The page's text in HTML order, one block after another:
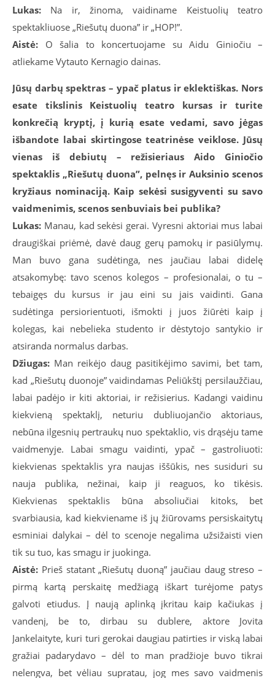
Lukas: Na ir, žinoma, vaidiname Keistuolių teatro
spektakliuose „Riešutų duona” ir „HOP!”.
Aistė: O šalia to koncertuojame su Aidu Giniočiu –
atliekame Vytauto Kernagio dainas.
Jūsų darbų spektras – ypač platus ir eklektiškas. Nors
esate tikslinis Keistuolių teatro kursas ir turite
konkrečią kryptį, į kurią esate vedami, savo jėgas
išbandote labai skirtingose teatrinėse veiklose. Jūsų
vienas iš debiutų – režisieriaus Aido Giniočio
spektaklis „Riešutų duona”, pelnęs ir Auksinio scenos
kryžiaus nominaciją. Kaip sekėsi susigyventi su savo
vaidmenimis, scenos senbuviais bei publika?
Lukas: Manau, kad sekėsi gerai. Vyresni aktoriai mus labai
draugiškai priėmė, davė daug gerų pamokų ir pasiūlymų.
Man buvo gana sudėtinga, nes jaučiau labai didelę
atsakomybę: tavo scenos kolegos – profesionalai, o tu –
tebaigęs du kursus ir jau eini su jais vaidinti. Gana
sudėtinga persiorientuoti, išmokti į juos žiūrėti kaip į
kolegas, kai nebelieka studento ir dėstytojo santykio ir
atsiranda normalus darbas.
Džiugas: Man reikėjo daug pasitikėjimo savimi, bet tam,
kad „Riešutų duonoje” vaidindamas Peliūkštį persilaužčiau,
labai padėjo ir kiti aktoriai, ir režisierius. Kadangi vaidinu
kiekvieną spektaklį, neturiu dubliuojančio aktoriaus,
nebūna ilgesnių pertraukų nuo spektaklio, vis drąsėju tame
vaidmenyje. Labai smagu vaidinti, ypač – gastroliuoti:
kiekvienas spektaklis yra naujas iššūkis, nes susiduri su
nauja publika, nežinai, kaip ji reaguos, ko tikėsis.
Kiekvienas spektaklis būna absoliučiai kitoks, bet
svarbiausia, kad kiekviename iš jų žiūrovams persiskaitytų
esminiai dalykai – dėl to scenoje negalima užsižaisti vien
tik su tuo, kas smagu ir juokinga.
Aistė: Prieš statant „Riešutų duoną” jaučiau daug streso –
pirmą kartą perskaitę medžiagą iškart turėjome patys
galvoti etiudus. Į naują aplinką įkritau kaip kačiukas į
vandenį, be to, dirbau su dublere, aktore Jovita
Jankelaityte, kuri turi gerokai daugiau patirties ir viską labai
gražiai padarydavo – dėl to man pradžioje buvo tikrai
nelengva, bet vėliau supratau, jog mes savo vaidmenis